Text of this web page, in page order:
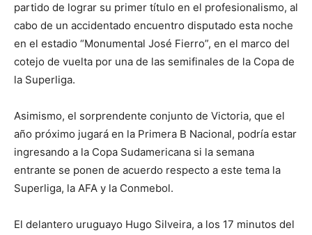
partido de lograr su primer título en el profesionalismo, al
cabo de un accidentado encuentro disputado esta noche
en el estadio “Monumental José Fierro”, en el marco del
cotejo de vuelta por una de las semifinales de la Copa de
la Superliga.
Asimismo, el sorprendente conjunto de Victoria, que el
año próximo jugará en la Primera B Nacional, podría estar
ingresando a la Copa Sudamericana si la semana
entrante se ponen de acuerdo respecto a este tema la
Superliga, la AFA y la Conmebol.
El delantero uruguayo Hugo Silveira, a los 17 minutos del